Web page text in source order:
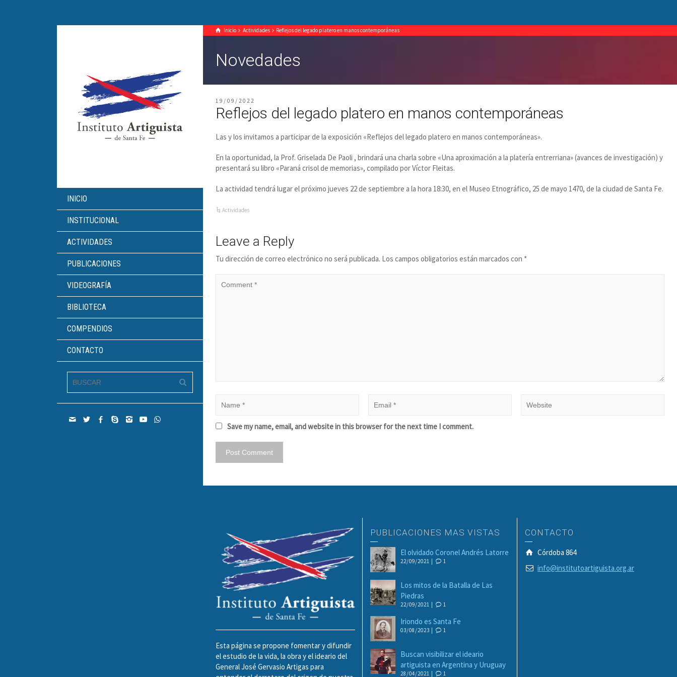
INICIO
INSTITUCIONAL
ACTIVIDADES
PUBLICACIONES
VIDEOGRAFÍA
BIBLIOTECA
COMPENDIOS
CONTACTO
Inicio Actividades Reflejos del legado platero en manos contemporáneas
Novedades
19/09/2022
Reflejos del legado platero en manos contemporáneas
Las y los invitamos a participar de la exposición «Reflejos del legado platero en manos contemporáneas».
En la oportunidad, la Prof. Griselada De Paoli , brindará una charla sobre «Una aproximación a la platería entrerriana» (avances de investigación) y
presentará su libro «Paraná crisol de memorias», compilado por Víctor Fleitas.
La actividad tendrá lugar el próximo jueves 22 de septiembre a la hora 18:30, en el Museo Etnográfico, 25 de mayo 1470, de la ciudad de Santa Fe.
Actividades
Leave a Reply
Tu dirección de correo electrónico no será publicada. Los campos obligatorios están marcados con *
Save my name, email, and website in this browser for the next time I comment.
Esta página se propone fomentar y difundir
el estudio de la vida, la obra y el ideario del
General José Gervasio Artigas para
PUBLICACIONES MAS VISTAS
El olvidado Coronel Andrés Latorre
22/09/2021 | 1
Los mitos de la Batalla de Las
Piedras
22/09/2021 | 1
Iriondo es Santa Fe
03/08/2023 | 1
Buscan visibilizar el ideario
artiguista en Argentina y Uruguay
28/04/2021 | 1
CONTACTO
Córdoba 864
info@institutoartiguista.org.ar